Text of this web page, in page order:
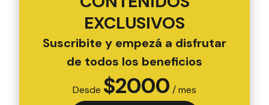
EXCLUSIVOS
Suscribite y empezá a disfrutar
de todos los beneficios
Desde $2000 / mes